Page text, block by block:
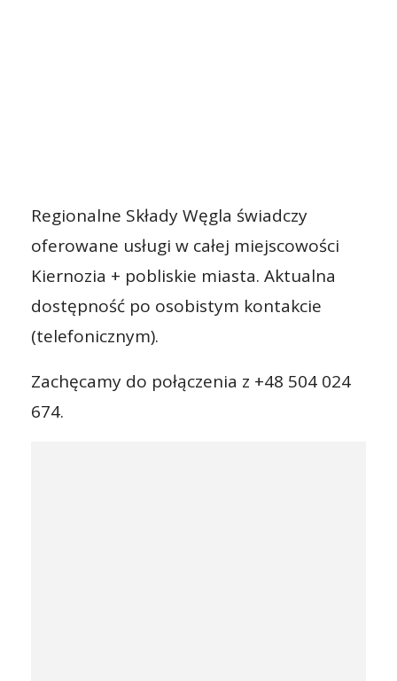
Regionalne Składy Węgla świadczy
oferowane usługi w całej miejscowości
Kiernozia + pobliskie miasta. Aktualna
dostępność po osobistym kontakcie
(telefonicznym).
Zachęcamy do połączenia z +48 504 024
674.